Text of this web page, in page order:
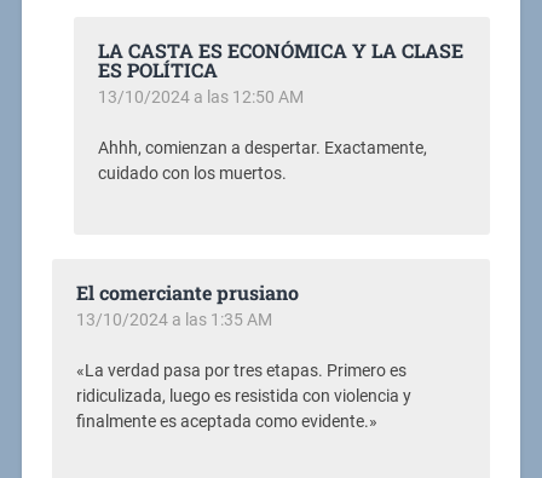
LA CASTA ES ECONÓMICA Y LA CLASE
ES POLÍTICA
13/10/2024 a las 12:50 AM
Ahhh, comienzan a despertar. Exactamente,
cuidado con los muertos.
El comerciante prusiano
13/10/2024 a las 1:35 AM
«La verdad pasa por tres etapas. Primero es
ridiculizada, luego es resistida con violencia y
finalmente es aceptada como evidente.»